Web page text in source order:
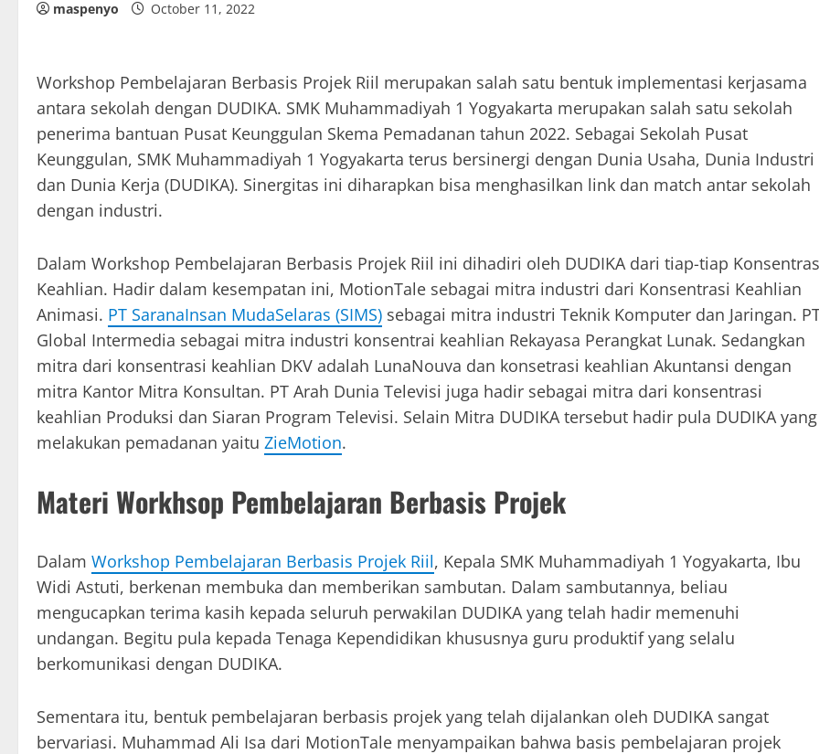
maspenyo October 11, 2022
Workshop Pembelajaran Berbasis Projek Riil merupakan salah satu bentuk implementasi kerjasama
antara sekolah dengan DUDIKA. SMK Muhammadiyah 1 Yogyakarta merupakan salah satu sekolah
penerima bantuan Pusat Keunggulan Skema Pemadanan tahun 2022. Sebagai Sekolah Pusat
Keunggulan, SMK Muhammadiyah 1 Yogyakarta terus bersinergi dengan Dunia Usaha, Dunia Industri
dan Dunia Kerja (DUDIKA). Sinergitas ini diharapkan bisa menghasilkan link dan match antar sekolah
dengan industri.
Dalam Workshop Pembelajaran Berbasis Projek Riil ini dihadiri oleh DUDIKA dari tiap-tiap
Keahlian. Hadir dalam kesempatan ini, MotionTale sebagai mitra industri dari Konsentrasi Keahlian
Animasi. PT SaranaInsan MudaSelaras (SIMS) sebagai mitra industri Teknik Komputer dan Jaringan.
Global Intermedia sebagai mitra industri konsentrai keahlian Rekayasa Perangkat Lunak. Sedangkan
mitra dari konsentrasi keahlian DKV adalah LunaNouva dan konsetrasi keahlian Akuntansi dengan
mitra Kantor Mitra Konsultan. PT Arah Dunia Televisi juga hadir sebagai mitra dari konsentrasi
keahlian Produksi dan Siaran Program Televisi. Selain Mitra DUDIKA tersebut hadir pula DUDIKA yang
melakukan pemadanan yaitu ZieMotion.
Materi Workhsop Pembelajaran Berbasis Projek
Dalam Workshop Pembelajaran Berbasis Projek Riil, Kepala SMK Muhammadiyah 1 Yogyakarta, Ibu
Widi Astuti, berkenan membuka dan memberikan sambutan. Dalam sambutannya, beliau
mengucapkan terima kasih kepada seluruh perwakilan DUDIKA yang telah hadir memenuhi
undangan. Begitu pula kepada Tenaga Kependidikan khususnya guru produktif yang selalu
berkomunikasi dengan DUDIKA.
Sementara itu, bentuk pembelajaran berbasis projek yang telah dijalankan oleh DUDIKA sangat
bervariasi. Muhammad Ali Isa dari MotionTale menyampaikan bahwa basis pembelajaran projek